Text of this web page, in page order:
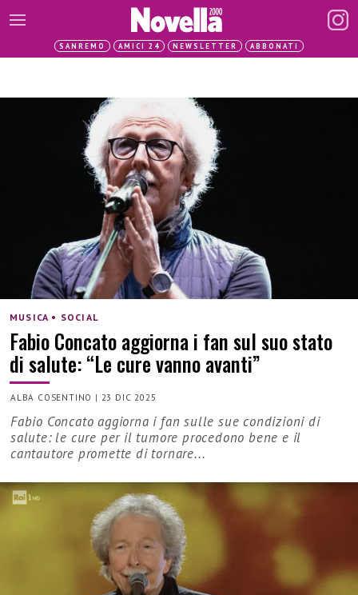
SANREMO AMICI 24 NEWSLETTER ABBONATI
MUSICA • SOCIAL
Fabio Concato aggiorna i fan sul suo stato
di salute: “Le cure vanno avanti”
ALBA COSENTINO | 23 DIC 2025
Fabio Concato aggiorna i fan sulle sue condizioni di
salute: le cure per il tumore procedono bene e il
cantautore promette di tornare...